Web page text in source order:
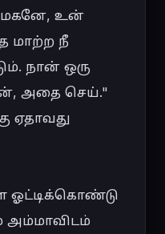
உன்
மாற்ற நீ
நான் ஒரு
அதை செய்."
ஏதாவது
ஓட்டிக்கொண்டு
அம்மாவிடம்